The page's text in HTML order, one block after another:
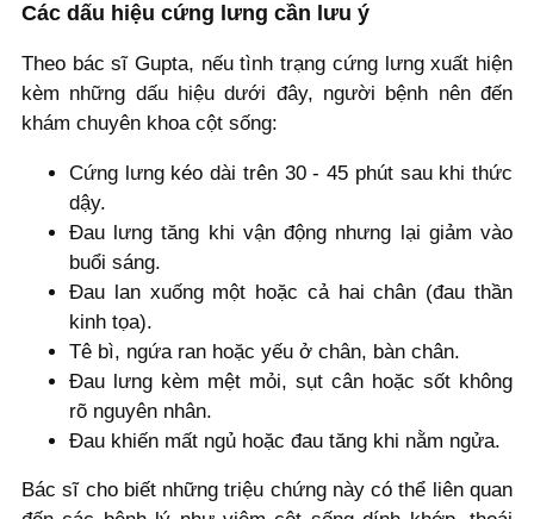
Các dấu hiệu cứng lưng cần lưu ý
Theo bác sĩ Gupta, nếu tình trạng cứng lưng xuất hiện
kèm những dấu hiệu dưới đây, người bệnh nên đến
khám chuyên khoa cột sống:
Cứng lưng kéo dài trên 30 - 45 phút sau khi thức
dậy.
Đau lưng tăng khi vận động nhưng lại giảm vào
buổi sáng.
Đau lan xuống một hoặc cả hai chân (đau thần
kinh tọa).
Tê bì, ngứa ran hoặc yếu ở chân, bàn chân.
Đau lưng kèm mệt mỏi, sụt cân hoặc sốt không
rõ nguyên nhân.
Đau khiến mất ngủ hoặc đau tăng khi nằm ngửa.
Bác sĩ cho biết những triệu chứng này có thể liên quan